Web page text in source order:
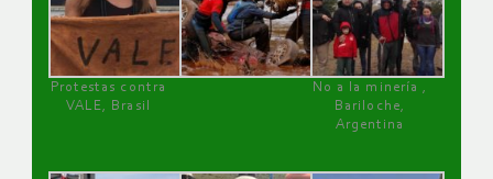
Protestas contra
VALE, Brasil
No a la minería ,
Bariloche,
Argentina